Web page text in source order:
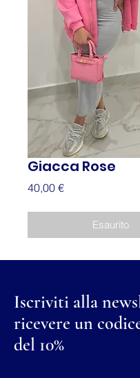
Giacca Rose
40,00 €Prezzo
Esaurito
Iscriviti alla
ricevere un
del 10%